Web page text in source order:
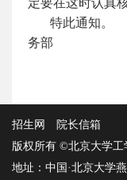
定要在这时认真
特
务部
招生网
院长信箱
版权所有 ©北京大学工
地址：中国·北京大学